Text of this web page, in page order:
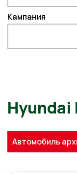
Кампания
Hyundai
Автомобиль